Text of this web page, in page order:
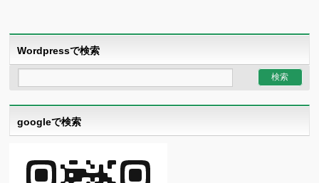
Wordpressで検索
googleで検索